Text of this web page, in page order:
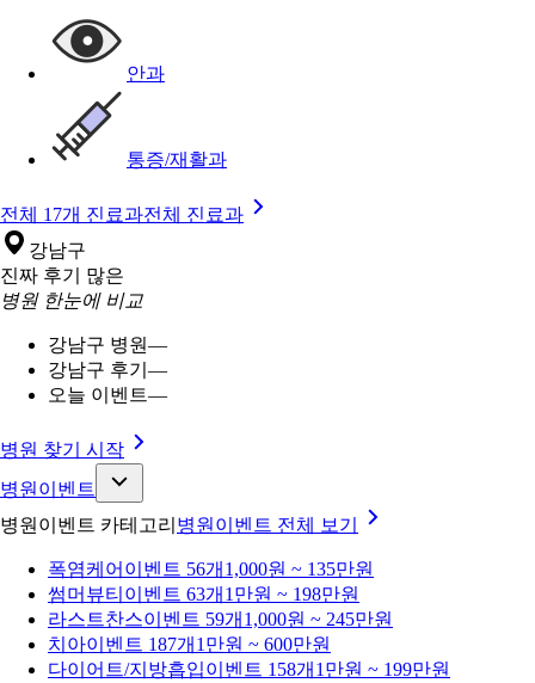
안과
통증/재활과
전체 17개 진료과전체 진료과
강남구
진짜 후기 많은
병원 한눈에 비교
강남구 병원—
강남구 후기 —
오늘 이벤트—
병원 찾기 시작
병원이벤트
병원이벤트 카테고리 병원이벤트 전체 보기
폭염케어 이벤트 56개 1,000원 ~ 135만원
썸머뷰티 이벤트 63개 1만원 ~ 198만원
라스트찬스이벤트 59개 1,000원 ~ 245만원
치아이벤트 187개 1만원 ~ 600만원
다이어트/지방흡입이벤트 158개 1만원 ~ 199만원